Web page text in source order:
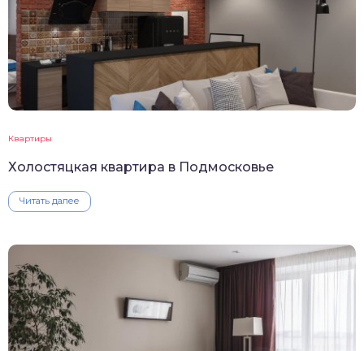
Квартиры
Холостяцкая квартира в Подмосковье
Читать далее